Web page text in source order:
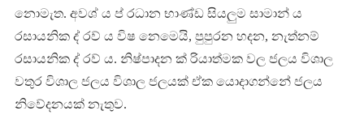
නොමැත. අවශ් ය ප් රධාන භාණ්ඩ සියලුම සාමාන් ය
රසායනික ද් රව් ය විෂ නෙමෙයි, පුපුරන හදන, නැත්නම්
රසායනික ද් රව් ය. නිෂ්පාදන ක් රියාත්මක වල ජලය විශාල
වතුර විශාල ජලය විශාල ජලයක් ඒක යොදාගන්නේ ජලය
නිවේදනයක් නැතුව.